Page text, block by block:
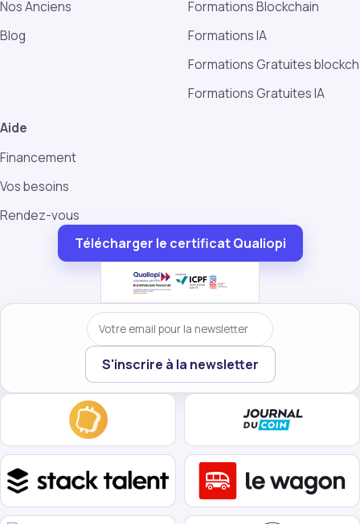
Nos Anciens
Blog
Formations Blockchain
Formations IA
Formations Gratuites
Formations Gratuites IA
Aide
Financement
Vos besoins
Rendez-vous
Télécharger le certificat Qualiopi
Votre email
S'inscrire à la newsletter